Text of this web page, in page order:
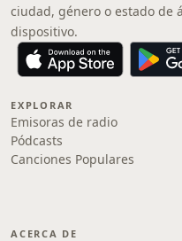
ciudad, género o estado
dispositivo.
EXPLORAR
Emisoras de radio
Pódcasts
Canciones Populares
ACERCA DE